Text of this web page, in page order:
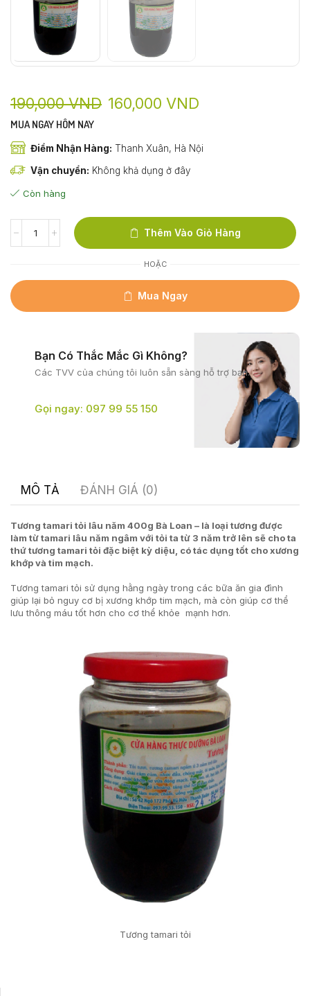
190,000VND 160,000 VND
MUA NGAY HÔM NAY
Điểm Nhận Hàng: Thanh Xuân, Hà Nội
Vận chuyển: Không khả dụng ở đây
Còn hàng
Thêm Vào Giỏ Hàng
HOẶC
Mua Ngay
Bạn Có Thắc Mắc Gì Không?
Các TVV của chúng tôi luôn sẵn sàng hỗ trợ bạn.
Gọi ngay: 097 99 55 150
MÔ TẢ ĐÁNH GIÁ (0)
Tương tamari tỏi lâu năm 400g Bà Loan – là loại tương được
làm từ tamari lâu năm ngâm với tỏi ta từ 3 năm trở lên sẽ cho ta
thứ tương tamari tỏi đặc biệt kỳ diệu, có tác dụng tốt cho xương
khớp và tim mạch.
Tương tamari tỏi sử dụng hằng ngày trong các bữa ăn gia đình
giúp lại bỏ nguy cơ bị xương khớp tim mạch, mà còn giúp cơ thể
lưu thông máu tốt hơn cho cơ thể khỏe mạnh hơn.
Tương tamari tỏi